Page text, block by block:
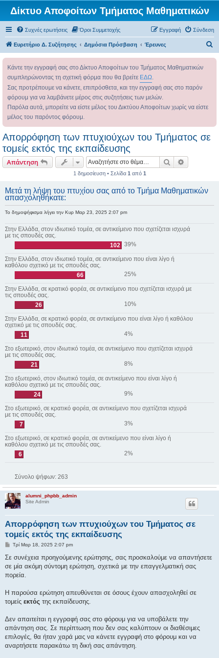
Δίκτυο Αποφοίτων Τμήματος Μαθηματικών
Συχνές ερωτήσεις Όροι Συμμετοχής Σύνδεση
Εγγραφή
Ευρετήριο Δ. Συζήτησης Δημόσια Πρόσβαση Έρευνες
σ
Κάντε την εγγραφή σας στο Δίκτυο Αποφοίτων του Τμήματος Μαθηματικών
συμπληρώνοντας τη σχετική φόρμα που θα βρείτε ΕΔΩ.
Σας προτρέπουμε να κάνετε, επιπρόσθετα, και την εγγραφή σας στο παρόν
φόρουμ για να λαμβάνετε μέρος στις συζητήσεις των μελών.
Παρόλα αυτά, μπορείτε να είστε μέλος του Δικτύου Αποφοίτων χωρίς να είστε
μέλος του παρόντος φόρουμ.
Απορρόφηση των πτυχιούχων του Τμήματος σε
τομείς εκτός της εκπαίδευσης
Απάντηση Αναζήτηση
1 δημοσίευση • Σελίδα 1 από 1
Μετά τη λήψη του πτυχίου σας από το Τμήμα Μαθηματικών
απασχοληθήκατε:
Το δημοψήφισμα λήγει την Κυρ Μαρ 23, 2025 2:07 pm
Στην Ελλάδα, στον ιδιωτικό τομέα, σε αντικείμενο που σχετίζεται ισχυρά
με τις σπουδές σας.
102 39%
Στην Ελλάδα, στον ιδιωτικό τομέα, σε αντικείμενο που είναι λίγο ή
καθόλου σχετικό με τις σπουδές σας.
66
25%
Στην Ελλάδα, σε κρατικό φορέα, σε αντικείμενο που σχετίζεται ισχυρά με
τις σπουδές σας.
26
10%
Στην Ελλάδα, σε κρατικό φορέα, σε αντικείμενο που είναι λίγο ή καθόλου
σχετικό με τις σπουδές σας.
11
4%
Στο εξωτερικό, στον ιδιωτικό τομέα, σε αντικείμενο που σχετίζεται ισχυρά
με τις σπουδές σας.
21
8%
Στο εξωτερικό, στον ιδιωτικό τομέα, σε αντικείμενο που είναι λίγο ή
καθόλου σχετικό με τις σπουδές σας.
24
9%
Στο εξωτερικό, σε κρατικό φορέα, σε αντικείμενο που σχετίζεται ισχυρά
με τις σπουδές σας.
7
3%
Στο εξωτερικό, σε κρατικό φορέα, σε αντικείμενο που είναι λίγο ή
καθόλου σχετικό με τις σπουδές σας.
6
2%
Σύνολο ψήφων: 263
alumni_phpbb_admin
Site Admin
Απορρόφηση των πτυχιούχων του Τμήματος σε
τομείς εκτός της εκπαίδευσης
Δ
μ
σ
ί
σ
Τρί Μαρ 18, 2025 2:07 pm
Σε συνέχεια προηγούμενης ερώτησης, σας προσκαλούμε να απαντήσετε
σε μία ακόμη σύντομη ερώτηση, σχετικά με την επαγγελματική σας
πορεία.
Η παρούσα ερώτηση απευθύνεται σε όσους έχουν απασχοληθεί σε
τομείς εκτός της εκπαίδευσης.
Δεν απαιτείται η εγγραφή σας στο φόρουμ για να υποβάλετε την
απάντηση σας. Σε περίπτωση που δεν σας καλύπτουν οι διαθέσιμες
επιλογές, θα ήταν χαρά μας να κάνετε εγγραφή στο φόρουμ και να
αναρτήσετε παρακάτω τη δική σας απάντηση.